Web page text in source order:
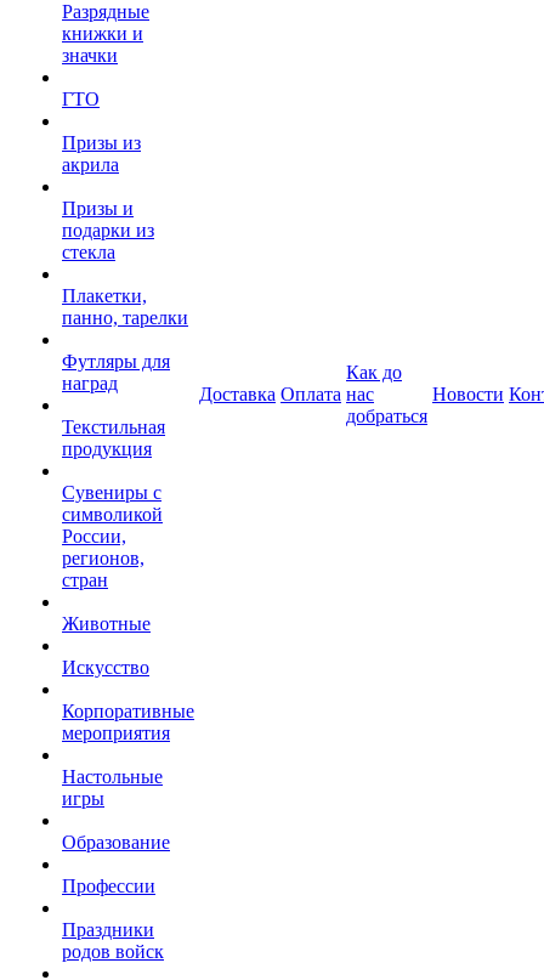
Разрядные
книжки и
значки
ГТО
Призы из
акрила
Призы и
подарки из
стекла
Плакетки,
панно, тарелки
Футляры для
наград
Текстильная
продукция
Сувениры с
символикой
России,
регионов,
стран
Животные
Искусство
Корпоративные
мероприятия
Настольные
игры
Образование
Профессии
Праздники
родов войск
Доставка Оплата
Как до
нас
добраться
Новости